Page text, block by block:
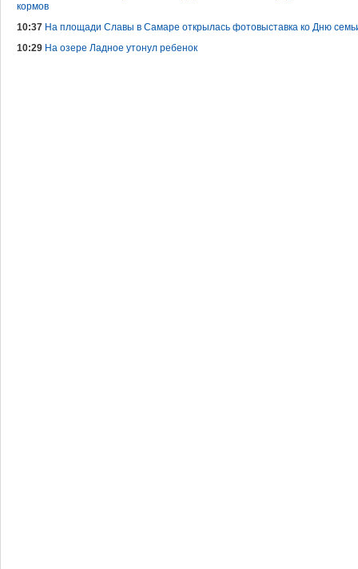
кормов
10:37 На площади Славы в Самаре открылась фотовыставка ко Дню
10:29 На озере Ладное утонул ребенок